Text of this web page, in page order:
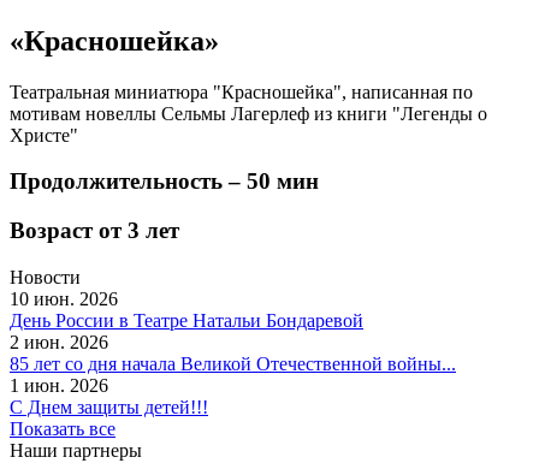
«Красношейка»
Театральная миниатюра "Красношейка", написанная по
мотивам новеллы Сельмы Лагерлеф из книги "Легенды о
Христе"
Продолжительность – 50 мин
Возраст от 3 лет
Новости
10 июн. 2026
День России в Театре Натальи Бондаревой
2 июн. 2026
85 лет со дня начала Великой Отечественной войны...
1 июн. 2026
С Днем защиты детей!!!
Показать все
Наши партнеры